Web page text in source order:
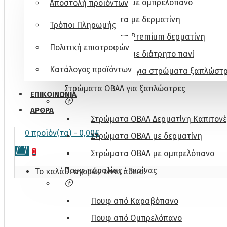
Αποστολή προϊόντων
Τρόποι Πληρωμής
Πολιτική επιστροφών
Κατάλογος προϊόντων
ΕΠΙΚΟΙΝΩΝΊΑ
ΆΡΘΡΑ
0 προϊόν(τα) - 0,00€
0
Το καλάθι αγορών είναι άδειο!
Στρώματα με ομπρελόπανο
Στρώματα με δερματίνη
Στρώματα Premium δερματίνη
Στρώματα με διάτρητο πανί
Καλύμματα για στρώματα
Στρώματα ΟΒΑΛ για ξαπλώστρες
Στρώματα ΟΒΑΛ Δερματίνη Καπιτονέ
Στρώματα ΟΒΑΛ με δερματίνη
Στρώματα ΟΒΑΛ με ομπρελόπανο
Πουφ παραλίας - πισίνας
Πουφ από Καραβόπανο
Πουφ από Ομπρελόπανο